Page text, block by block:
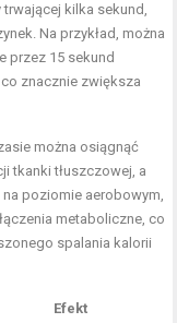
trwającej kilka sekund,
Na przykład, można
przez 15 sekund
znacznie zwiększa
można osiągnąć
tkanki tłuszczowej, a
poziomie aerobowym,
metaboliczne, co
spalania kalorii
Efekt